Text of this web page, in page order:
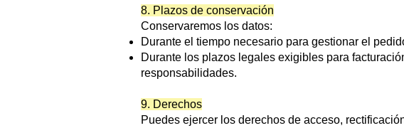
8. Plazos de conservación
Conservaremos los datos:
Durante el tiempo necesario para gestionar el
Durante los plazos legales exigibles para
responsabilidades.
9. Derechos
Puedes ejercer los derechos de acceso,